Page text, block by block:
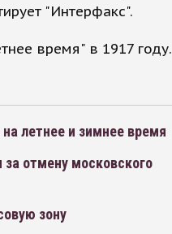
"Интерфакс".
время" в 1917 году.
летнее и зимнее время
отмену московского
зону